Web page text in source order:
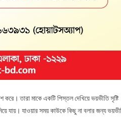
তারা মাকে একটি পিস্তল দেখিয়ে ভয়ভীতি সৃষ্টি
যায়। যাওয়ার সময় কাউকে কিছু না বলার জন্য